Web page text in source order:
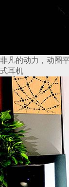
非凡的动力，动圈
式耳机